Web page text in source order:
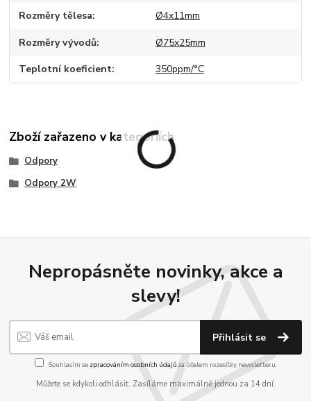
Rozměry tělesa Ø4x11mm
Rozměry vývodů Ø75x25mm
Teplotní koeficient 350ppm/°C
Zboží zařazeno v kategoriích
Odpory
Odpory 2W
Nepropásněte novinky, akce a
slevy!
Přihlásit se
Souhlasím se zpracováním osobních údajůza účelem rozesílky newsletteru.
Můžete se kdykoli odhlásit. Zasíláme maximálně jednou za 14 dní.